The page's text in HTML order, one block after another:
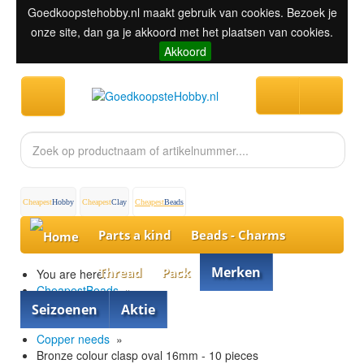
Goedkoopstehobby.nl maakt gebruik van cookies. Bezoek je
onze site, dan ga je akkoord met het plaatsen van cookies.
Akkoord
CheapestHobby CheapestClay CheapestBeads
Parts a kind Beads - Charms
Thread Pack Merken
Seizoenen Aktie
You are here:
CheapestBeads»
Parts»
»
Copper needs »
Bronze colour clasp oval 16mm - 10 pieces